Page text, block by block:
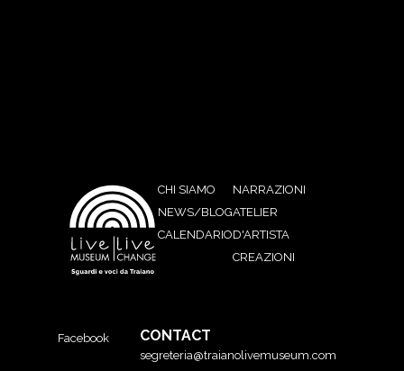
CHI SIAMO
NEWS/BLOG
CALENDARIO
NARRAZIONI
ATELIER
D'ARTISTA
CREAZIONI
Facebook CONTACT
segreteria@traianolivemuseum.com